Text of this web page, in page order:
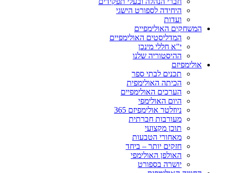
היחידה לספורט הישגי
ועדות
המשחקים האולימפיים
המדליסטים האולימפיים
י"א חללי מינכן
ההיסטוריה שלנו
אולימפיזם
תכנים לבתי ספר
הכיתה האולימפית
הערכים האולימפיים
היום האולימפי
ניוזלטר אולימפיזם 365
מעורבות חברתית
תוכן מקצועי
מאחורי הטבעות
חזקים יותר – ביחד
האולפן האולימפי
יושרה בספורט